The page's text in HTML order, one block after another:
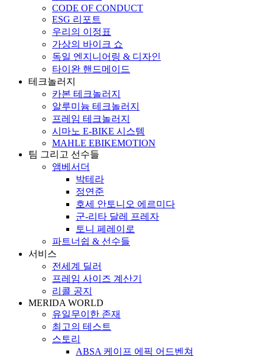
CODE OF CONDUCT
ESG 리포트
우리의 이정표
가상의 바이크 쇼
독일 엔지니어링 & 디자인
타이완 핸드메이드
테크놀러지
카본 테크놀러지
알루미늄 테크놀러지
프레임 테크놀러지
시마노 E-BIKE 시스템
MAHLE EBIKEMOTION
팀 그리고 선수들
앰베서더
박테라
정연준
호세 안토니오 에르미다
군-리타 달레 프레자
토니 페레이로
파트너쉽 & 선수들
서비스
전세계 딜러
프레임 사이즈 계산기
리콜 공지
MERIDA WORLD
유일무이한 존재
최고의 테스트
스토리
ABSA 케이프 에픽 어드벤쳐